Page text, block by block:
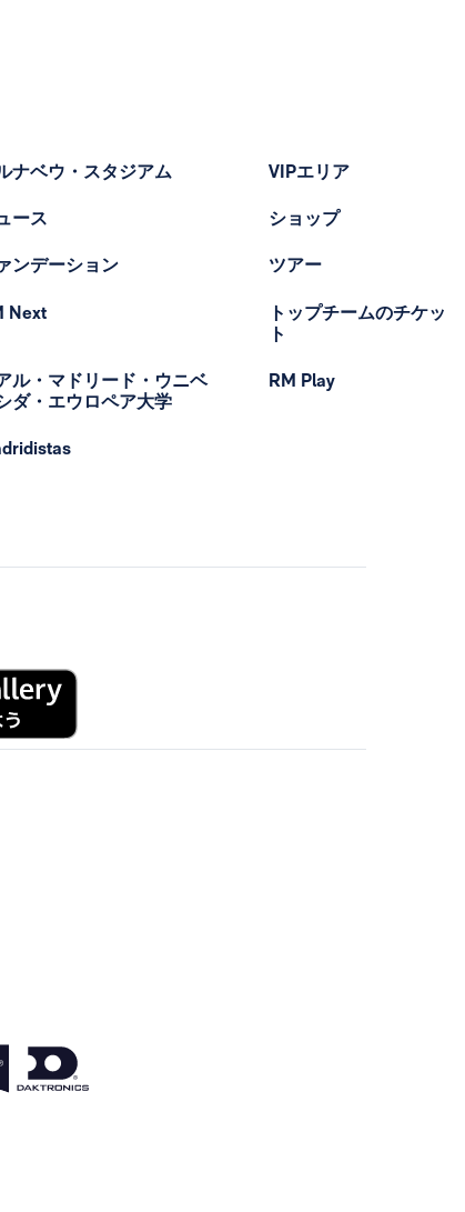
ナベウ・スタジアム
ース
ンデーション
Next
ル・マドリード・ウニベ
ダ・エウロペア大学
VIPエリア
ショップ
ツアー
トップチームのチケッ
ト
RM Play